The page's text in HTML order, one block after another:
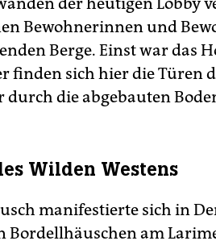
Bewohnerinnen und
Berge. Einst war das
finden sich hier die Türen
durch die abgebauten
Wilden Westens
manifestierte sich in
Bordellhäuschen am